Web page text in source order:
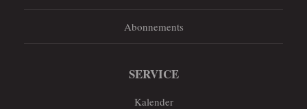
Abonnements
SERVICE
Kalender